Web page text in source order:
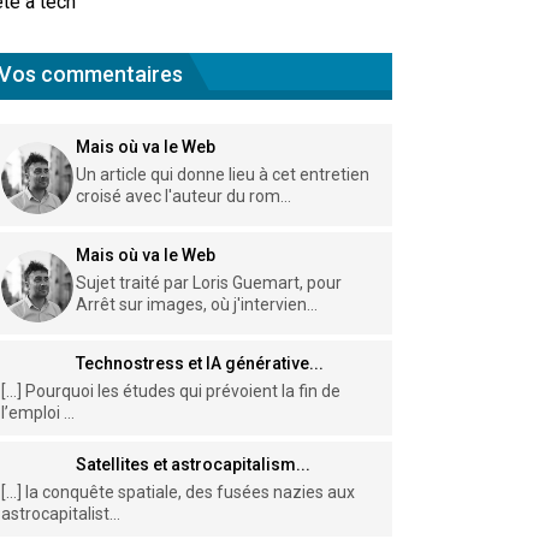
commentaires
Mais où va le Web
Un article qui donne lieu à cet entretien
croisé avec l'auteur du rom...
Mais où va le Web
Sujet traité par Loris Guemart, pour
Arrêt sur images, où j'intervien...
Technostress et IA générative...
[…] Pourquoi les études qui prévoient la fin de
l’emploi ...
Satellites et astrocapitalism...
[…] la conquête spatiale, des fusées nazies aux
astrocapitalist...